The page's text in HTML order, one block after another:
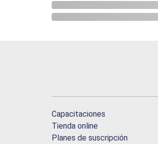
Capacitaciones
Tienda online
Planes de suscripción